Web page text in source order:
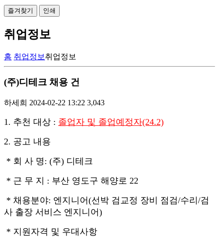
즐겨찾기 인쇄
취업정보
홈 취업정보 취업정보
(주)디테크 채용 건
하세희 2024-02-22 13:22 3,043
1. 추천 대상 : 졸업자 및 졸업예정자(24.2)
2. 공고 내용
* 회 사 명: (주) 디테크
* 근 무 지 : 부산 영도구 해양로 22
* 채용분야: 엔지니어(선박 검교정 장비 점검/수리/검
사 출장 서비스 엔지니어)
* 지원자격 및 우대사항